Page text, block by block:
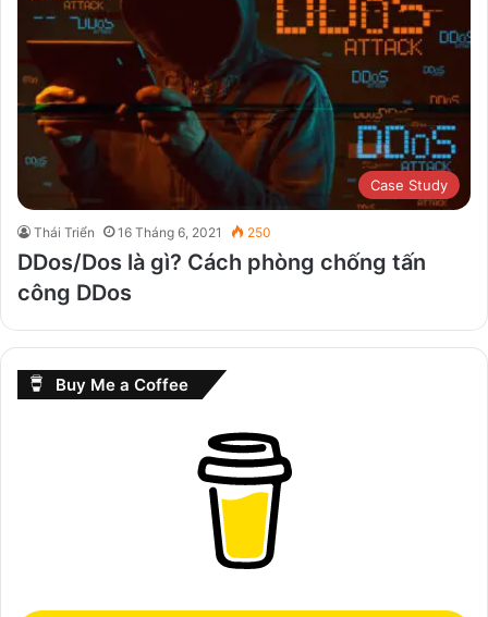
Case Study
Thái Triển 16 Tháng 6, 2021 250
DDos/Dos là gì? Cách phòng chống tấn
công DDos
Buy Me a Coffee